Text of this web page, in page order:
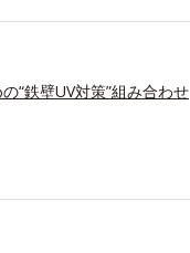
“鉄壁UV対策”組み合わせ